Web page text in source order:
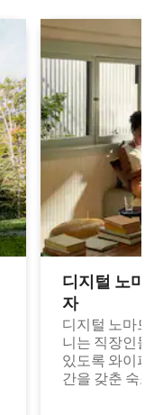
디지털 노마
자
디지털 노마드
니는 직장인들
있도록 와이파
간을 갖춘 숙소